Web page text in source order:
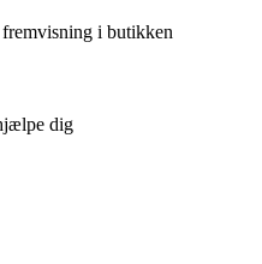
i butikken
dig